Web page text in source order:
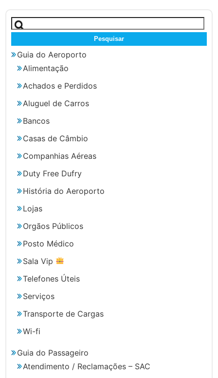
Pesquisar
por:
Guia do Aeroporto
Alimentação
Achados e Perdidos
Aluguel de Carros
Bancos
Casas de Câmbio
Companhias Aéreas
Duty Free Dufry
História do Aeroporto
Lojas
Orgãos Públicos
Posto Médico
Sala Vip
Telefones Úteis
Serviços
Transporte de Cargas
Wi-fi
Guia do Passageiro
Atendimento / Reclamações – SAC